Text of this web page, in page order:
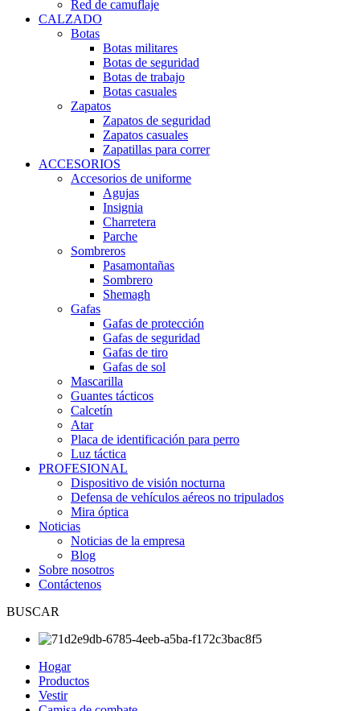
Red de camuflaje
CALZADO
Botas
Botas militares
Botas de seguridad
Botas de trabajo
Botas casuales
Zapatos
Zapatos de seguridad
Zapatos casuales
Zapatillas para correr
ACCESORIOS
Accesorios de uniforme
Agujas
Insignia
Charretera
Parche
Sombreros
Pasamontañas
Sombrero
Shemagh
Gafas
Gafas de protección
Gafas de seguridad
Gafas de tiro
Gafas de sol
Mascarilla
Guantes tácticos
Calcetín
Atar
Placa de identificación para perro
Luz táctica
PROFESIONAL
Dispositivo de visión nocturna
Defensa de vehículos aéreos no tripulados
Mira óptica
Noticias
Noticias de la empresa
Blog
Sobre nosotros
Contáctenos
BUSCAR
Hogar
Productos
Vestir